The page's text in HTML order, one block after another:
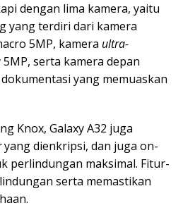
dengan lima kamera, yaitu
yang terdiri dari kamera
5MP, kamera ultra-
5MP, serta kamera depan
yang memuaskan
Knox, Galaxy A32 juga
yang dienkripsi, dan juga on-
perlindungan maksimal. Fitur-
serta memastikan